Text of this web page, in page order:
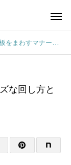
ナーとは？スムーズな回し方と挨拶文からお願い文まで解説
な回し方と